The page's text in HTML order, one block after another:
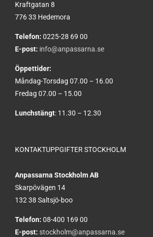
Kraftgatan 8
776 33 Hedemora
Telefon: 0225-28 69 00
E-post: info@anpassarna.se
Öppettider:
Måndag-Torsdag 07.00 – 16.00
Fredag 07.00 – 15.00
Lunchstängt: 11.30 – 12.30
KONTAKTUPPGIFTER STOCKHOLM
Anpassarna Stockholm AB
Skarpövägen 14
132 38 Saltsjö-boo
Telefon: 08-400 169 00
E-post: stockholm@anpassarna.se